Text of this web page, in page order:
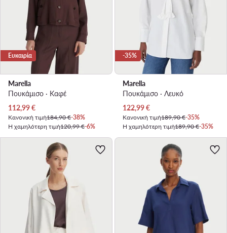
Ευκαιρία
Marella
Πουκάμισο · Καφέ
Τρέχουσα τιμή
112,99€
Κανονική τιμή184,90 €-38%
Η χαμηλότερη τιμή120,99 €-6%
-35%
Marella
Πουκάμισο · Λευκό
Τρέχουσα τιμή
122,99€
Κανονική τιμή189,90 €-35%
Η χαμηλότερη τιμή189,90 €-35%